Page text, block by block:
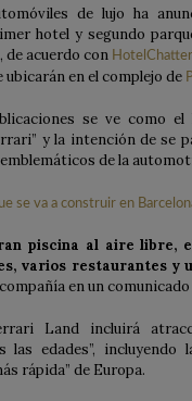
de lujo ha
hotel y segundo
​​de acuerdo con HotelChatter
ubicarán en el complejo de
se ve como
y la intención de se
de la
piscina al aire libre,
varios restaurantes y
en un
Land incluirá
las edades”, incluyendo
rápida” de Europa.